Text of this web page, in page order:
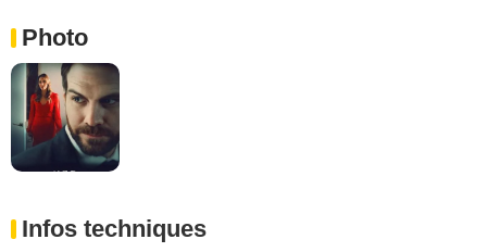
Photo
Infos techniques